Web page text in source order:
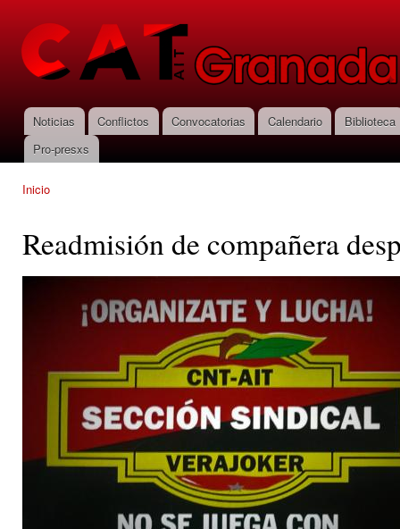
CNT-AIT
Granada
Menú principal
Noticias Conflictos Convocatorias Calendario
Biblioteca
Pro-presxs
Inicio
Readmisión de compañera